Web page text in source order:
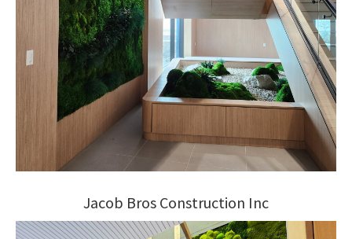
Jacob Bros Construction Inc